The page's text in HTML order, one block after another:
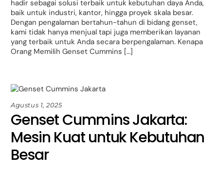
hadir sebagai solusi terbaik untuk kebutuhan daya Anda,
baik untuk industri, kantor, hingga proyek skala besar.
Dengan pengalaman bertahun-tahun di bidang genset,
kami tidak hanya menjual tapi juga memberikan layanan
yang terbaik untuk Anda secara berpengalaman. Kenapa
Orang Memilih Genset Cummins […]
Agustus 1, 2025
Genset Cummins Jakarta:
Mesin Kuat untuk Kebutuhan
Besar